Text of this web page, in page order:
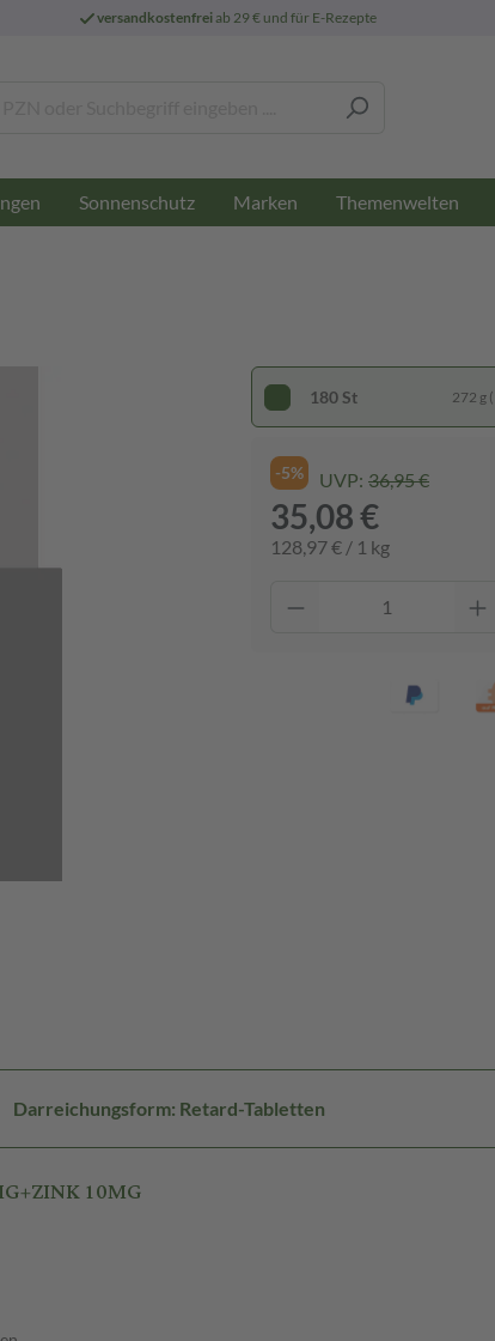
versandkostenfreiab 29 € und für E-Rezepte
Sonnenschutz Marken Themenwelten
180 St 272 g
-5% UVP: 36,95 €
35,08 €
128,97 € / 1 kg
Darreichungsform: Retard-Tabletten
10MG